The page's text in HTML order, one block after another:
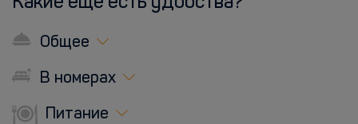
Общее
В номерах
Питание